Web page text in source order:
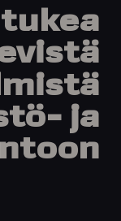
tukea
ja